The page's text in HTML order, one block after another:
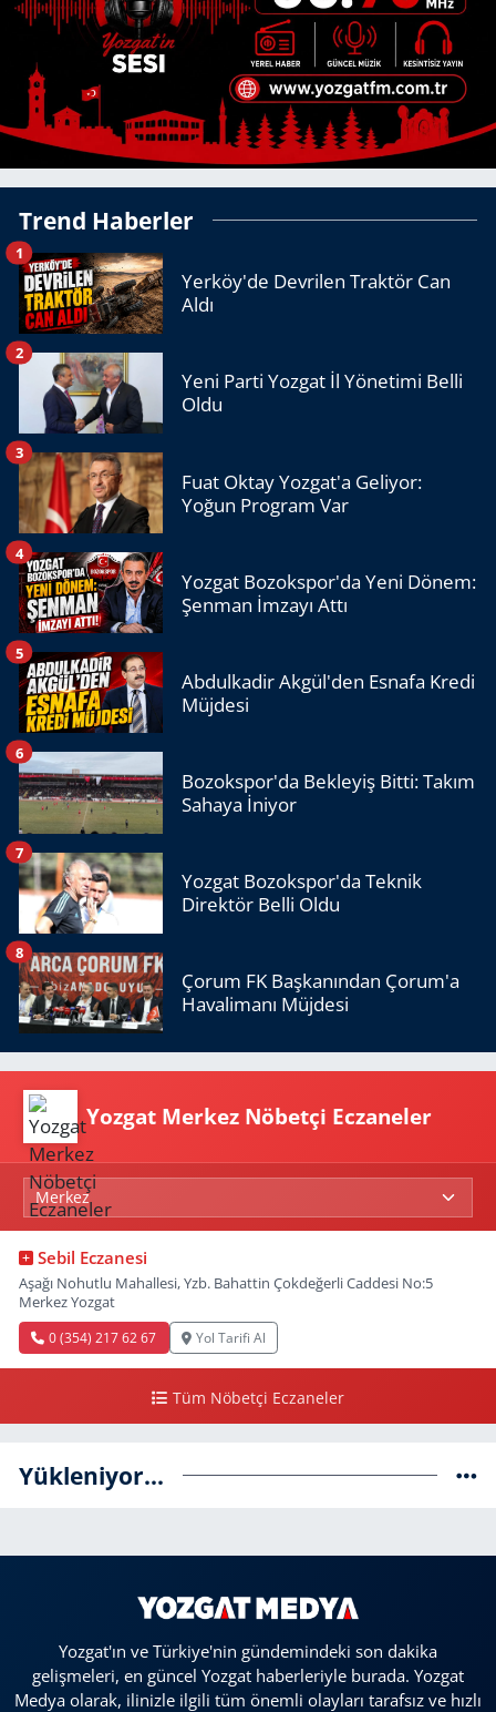
Trend Haberler
Yerköy'de Devrilen Traktör Can
Aldı
1
Yeni Parti Yozgat İl Yönetimi Belli
Oldu
2
Fuat Oktay Yozgat'a Geliyor:
Yoğun Program Var
3
Yozgat Bozokspor'da Yeni Dönem:
Şenman İmzayı Attı
4
Abdulkadir Akgül'den Esnafa Kredi
Müjdesi
5
Bozokspor'da Bekleyiş Bitti: Takım
Sahaya İniyor
6
Yozgat Bozokspor'da Teknik
Direktör Belli Oldu
7
Çorum FK Başkanından Çorum'a
Havalimanı Müjdesi
8
Yozgat Merkez Nöbetçi Eczaneler
Sebil Eczanesi
Aşağı Nohutlu Mahallesi, Yzb. Bahattin Çokdeğerli Caddesi No:5
Merkez Yozgat
0 (354) 217 62 67 Yol Tarifi Al
Tüm Nöbetçi Eczaneler
Yükleniyor...
Yozgat'ın ve Türkiye'nin gündemindeki son dakika
gelişmeleri, en güncel Yozgat haberleriyle burada. Yozgat
Medya olarak, ilinizle ilgili tüm önemli olayları tarafsız ve hızlı